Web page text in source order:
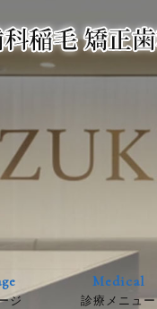
ジ
Medical
診療メニュー